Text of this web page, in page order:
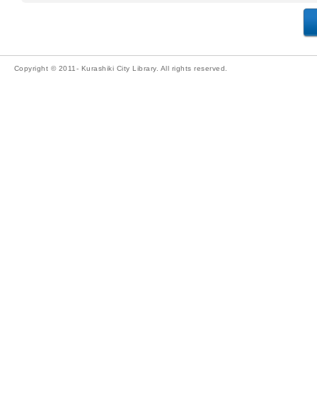
Copyright © 2011- Kurashiki City Library. All rights reserved.